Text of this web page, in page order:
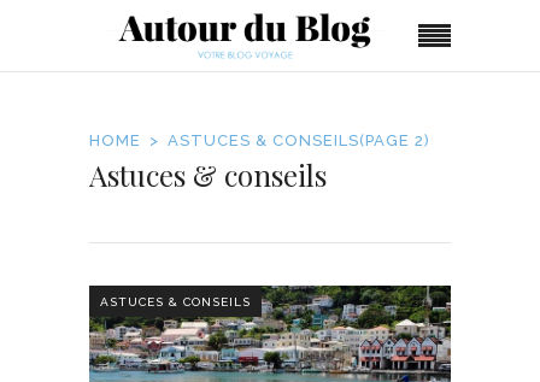
HOME ASTUCES & CONSEILS(PAGE 2)
Astuces & conseils
ASTUCES & CONSEILS